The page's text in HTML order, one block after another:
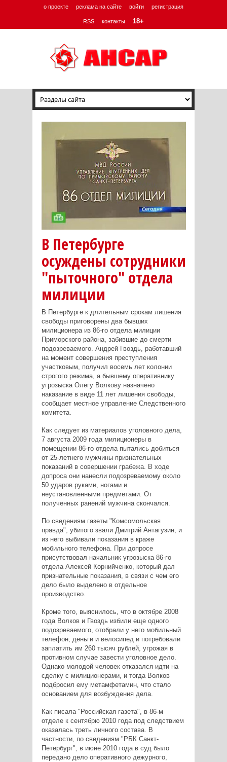
о проекте реклама на сайте войти регистрация
RSS контакты 18+
В Петербурге
осуждены сотрудники
"пыточного" отдела
милиции
В Петербурге к длительным срокам лишения
свободы приговорены два бывших
милиционера из 86-го отдела милиции
Приморского района, забившие до смерти
подозреваемого. Андрей Гвоздь, работавший
на момент совершения преступления
участковым, получил восемь лет колонии
строгого режима, а бывшему оперативнику
угрозыска Олегу Волкову назначено
наказание в виде 11 лет лишения свободы,
сообщает местное управление Следственного
комитета.
Как следует из материалов уголовного дела,
7 августа 2009 года милиционеры в
помещении 86-го отдела пытались добиться
от 25-летнего мужчины признательных
показаний в совершении грабежа. В ходе
допроса они нанесли подозреваемому около
50 ударов руками, ногами и
неустановленными предметами. От
полученных ранений мужчина скончался.
По сведениям газеты "Комсомольская
правда", убитого звали Дмитрий Антагузин, и
из него выбивали показания в краже
мобильного телефона. При допросе
присутствовал начальник угрозыска 86-го
отдела Алексей Корнийченко, который дал
признательные показания, в связи с чем его
дело было выделено в отдельное
производство.
Кроме того, выяснилось, что в октябре 2008
года Волков и Гвоздь избили еще одного
подозреваемого, отобрали у него мобильный
телефон, деньги и велосипед и потребовали
заплатить им 260 тысяч рублей, угрожая в
противном случае завести уголовное дело.
Однако молодой человек отказался идти на
сделку с милиционерами, и тогда Волков
подбросил ему метамфетамин, что стало
основанием для возбуждения дела.
Как писала "Российская газета", в 86-м
отделе к сентябрю 2010 года под следствием
оказалась треть личного состава. В
частности, по сведениям "РБК Санкт-
Петербург", в июне 2010 года в суд было
передано дело оперативного дежурного,